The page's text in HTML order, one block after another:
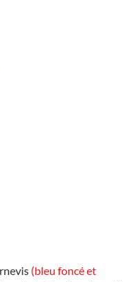
(bleu foncé et